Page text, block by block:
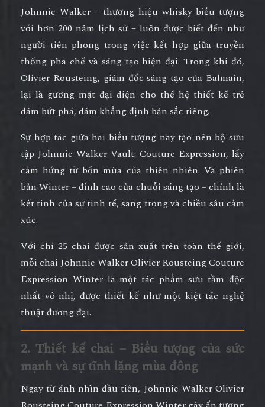
Johnnie Walker – thương hiệu whisky biểu tượng
với hơn 200 năm lịch sử – luôn được biết đến như
người tiên phong trong việc kết hợp giữa truyền
thống pha chế và sáng tạo hiện đại. Trong khi đó,
Olivier Rousteing, giám đốc sáng tạo của Balmain,
lại là gương mặt đại diện cho thế hệ thiết kế trẻ
dám bứt phá, dám khẳng định bản sắc riêng.
Sự hợp tác giữa hai biểu tượng này tạo nên bộ sưu
tập Johnnie Walker Vault: Couture Expression, lấy
cảm hứng từ bốn mùa của thiên nhiên. Và phiên
bảnWinter– đỉnh cao của chuỗi sáng tạo – chính là
kết tinh của sự tinh tế, sang trọng và chiều sâu cảm
xúc.
Vớichỉ 25 chai được sản xuất trên toàn thế giới,
mỗi chai Johnnie Walker Olivier Rousteing Couture
Expression Winterlà một tác phẩm sưu tầm độc
nhất vô nhị, được thiết kế như một kiệt tác nghệ
thuật đương đại.
2. Thiết kế chai – Biểu tượng của sức
mạnh và sự tĩnh lặng mùa đông
Ngay từ ánh nhìn đầu tiên, Johnnie Walker Olivier